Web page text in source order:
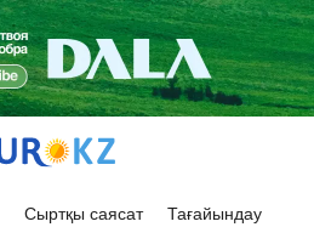
Сыртқы саясат Тағайындау